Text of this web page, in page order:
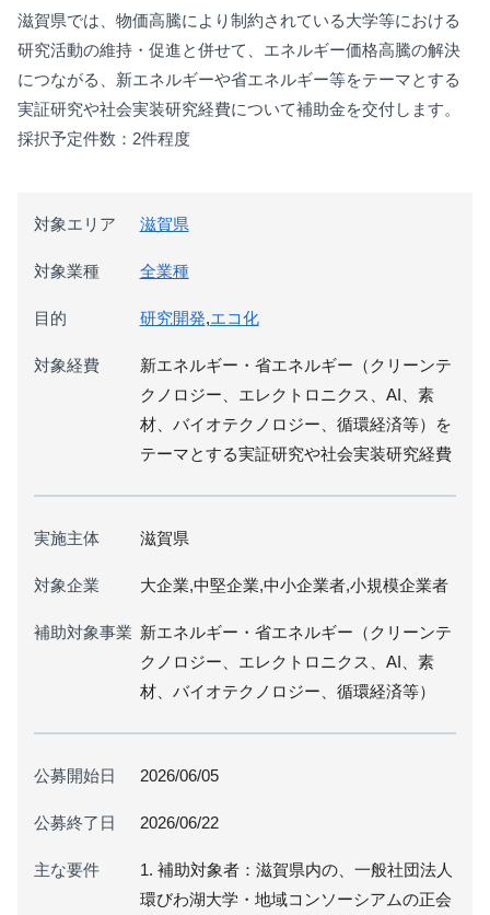
滋賀県では、物価高騰により制約されている大学等における
研究活動の維持・促進と併せて、エネルギー価格高騰の解決
につながる、新エネルギーや省エネルギー等をテーマとする
実証研究や社会実装研究経費について補助金を交付します。
採択予定件数：2件程度
対象エリア 滋賀県
対象業種 全業種
目的 研究開発,エコ化
対象経費
新エネルギー・省エネルギー（クリーンテ
クノロジー、エレクトロニクス、AI、素
材、バイオテクノロジー、循環経済等）を
テーマとする実証研究や社会実装研究経費
実施主体 滋賀県
対象企業 大企業,中堅企業,中小企業者,小規模企業者
補助対象事業 新エネルギー・省エネルギー（クリーンテ
クノロジー、エレクトロニクス、AI、素
材、バイオテクノロジー、循環経済等）
公募開始日 2026/06/05
公募終了日 2026/06/22
主な要件
1. 補助対象者：滋賀県内の、一般社団法人
環びわ湖大学・地域コンソーシアムの正会